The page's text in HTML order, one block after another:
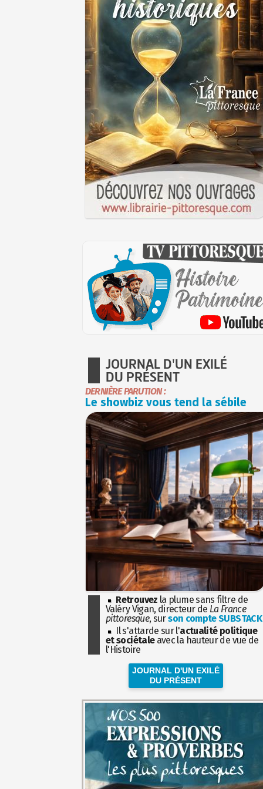
JOURNAL D'UN EXILÉ
DU PRÉSENT
DERNIÈRE PARUTION :
Le showbiz vous tend la sébile
Retrouvez la plume sans filtre de
Valéry Vigan, directeur de La France
pittoresque, surson compte SUBSTACK
Il s'attarde sur l'actualité politique
et sociétaleavec la hauteur de vue de
l'Histoire
JOURNAL D'UN EXILÉ
DU PRÉSENT